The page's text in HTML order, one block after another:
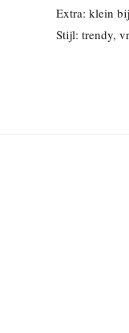
Extra: klein
Stijl: trendy,